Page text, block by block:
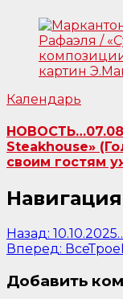
Календарь
Steakhouse»
своим гостям
Назад:
Вперед:
Добавить